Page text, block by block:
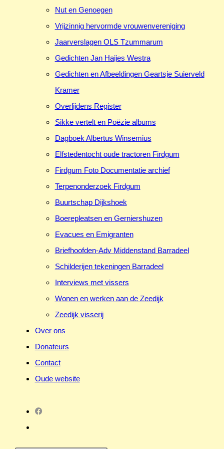
Nut en Genoegen
Vrijzinnig hervormde vrouwenvereniging
Jaarverslagen OLS Tzummarum
Gedichten Jan Haijes Westra
Gedichten en Afbeeldingen Geartsje Suierveld
Kramer
Overlijdens Register
Sikke vertelt en Poëzie albums
Dagboek Albertus Winsemius
Elfstedentocht oude tractoren Firdgum
Firdgum Foto Documentatie archief
Terpenonderzoek Firdgum
Buurtschap Dijkshoek
Boerepleatsen en Gerniershuzen
Evacues en Emigranten
Briefhoofden-Adv Middenstand Barradeel
Schilderijen tekeningen Barradeel
Interviews met vissers
Wonen en werken aan de Zeedijk
Zeedijk visserij
Over ons
Donateurs
Contact
Oude website